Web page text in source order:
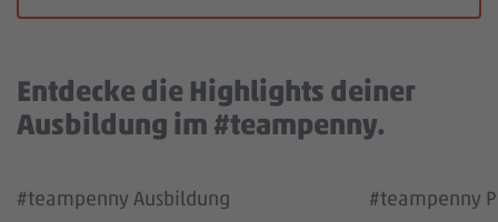
Entdecke die Highlights deiner
Ausbildung im #teampenny.
Wir benötigen deine Zustimmung, um den
YouTube Video Service zu laden!
#teampenny Ausbildung
Wir
YouTube
#teampenny